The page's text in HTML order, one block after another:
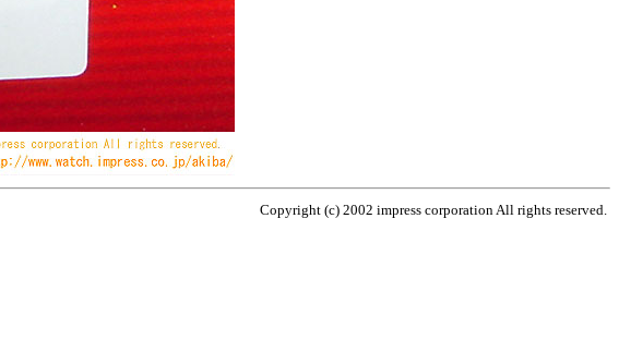
Copyright (c) 2002 impress corporation All rights reserved.